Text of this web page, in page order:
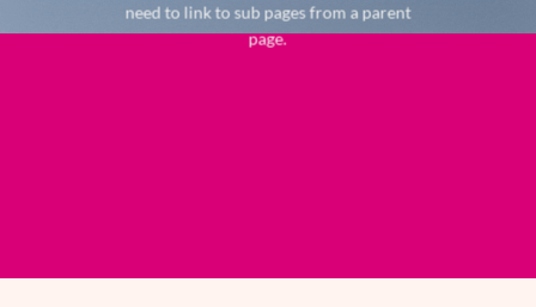
need to link to sub pages from a parent
page.